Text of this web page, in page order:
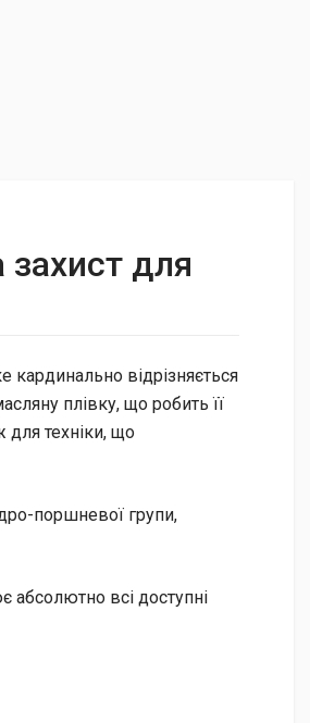
для
кардинально відрізняється
плівку, що робить її
для техніки, що
поршневої групи,
абсолютно всі доступні